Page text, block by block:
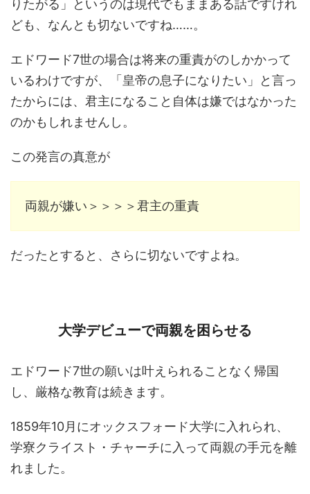
りたがる」というのは現代でもままある話ですけれ
ども、なんとも切ないですね……。
エドワード7世の場合は将来の重責がのしかかって
いるわけですが、「皇帝の息子になりたい」と言っ
たからには、君主になること自体は嫌ではなかった
のかもしれませんし。
この発言の真意が
両親が嫌い＞＞＞＞君主の重責
だったとすると、さらに切ないですよね。
大学デビューで両親を困らせる
エドワード7世の願いは叶えられることなく帰国
し、厳格な教育は続きます。
1859年10月にオックスフォード大学に入れられ、
学寮クライスト・チャーチに入って両親の手元を離
れました。